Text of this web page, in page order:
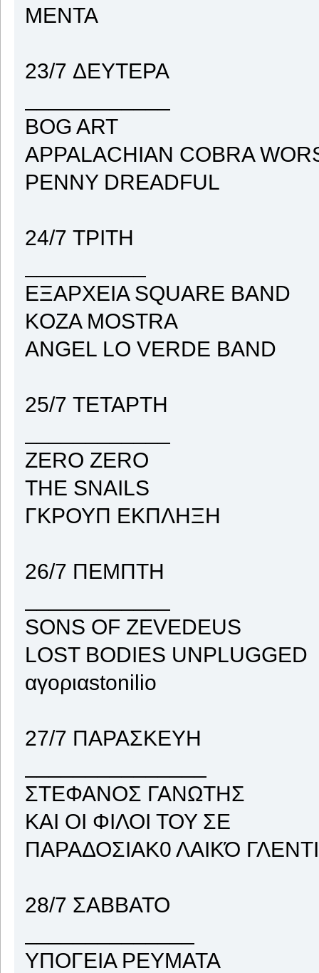
MENTA
23/7 ΔΕΥΤΕΡΑ
BOG ART
APPALACHIAN COBRA
PENNY DREADFUL
24/7 ΤΡΙΤΗ
ΕΞΑΡΧΕΙΑ SQUARE BAND
KOZA MOSTRA
ANGEL LO VERDE BAND
25/7 ΤΕΤΑΡΤΗ
ZERO ZERO
THE SNAILS
ΓΚΡΟΥΠ ΕΚΠΛΗΞΗ
26/7 ΠΕΜΠΤΗ
SONS OF ZEVEDEUS
LOST BODIES UNPLUGGED
αγοριαstonilio
27/7 ΠΑΡΑΣΚΕΥΗ
ΣΤΕΦΑΝΟΣ ΓΑΝΩΤΗΣ
ΚΑΙ ΟΙ ΦΙΛΟΙ ΤΟΥ ΣΕ
ΠΑΡΑΔΟΣΙΑΚ0 ΛΑΙΚΌ ΓΛΕΝΤΙ
28/7 ΣΑΒΒΑΤΟ
ΥΠΟΓΕΙΑ ΡΕΥΜΑΤΑ